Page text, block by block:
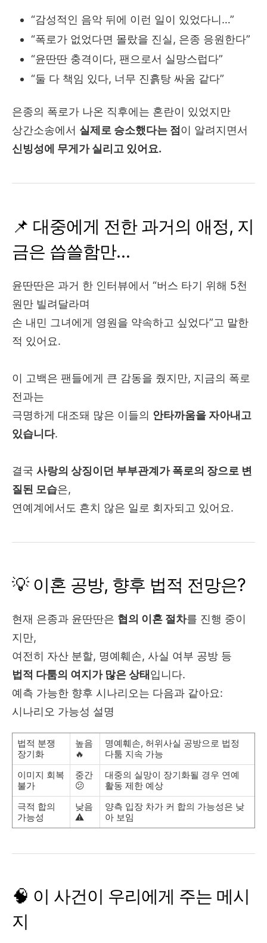
“감성적인 음악 뒤에 이런 일이 있었다니…”
“폭로가 없었다면 몰랐을 진실, 은종 응원한다”
“윤딴딴 충격이다, 팬으로서 실망스럽다”
“둘 다 책임 있다, 너무 진흙탕 싸움 같다”
은종의 폭로가 나온 직후에는 혼란이 있었지만
상간소송에서 실제로 승소했다는 점 이 알려지면서
신빙성에 무게가 실리고 있어요.
📌 대중에게 전한 과거의 애정, 지
금은 씁쓸함만…
윤딴딴은 과거 한 인터뷰에서 “버스 타기 위해 5천
원만 빌려달라며
손 내민 그녀에게 영원을 약속하고 싶었다”고 말한
적 있어요.
이 고백은 팬들에게 큰 감동을 줬지만, 지금의 폭로
전과는
극명하게 대조돼 많은 이들의 안타까움을 자아내고
있습니다.
결국 사랑의 상징이던 부부관계가 폭로의 장으로 변
질된 모습은,
연예계에서도 흔치 않은 일로 회자되고 있어요.
💡 이혼 공방, 향후 법적 전망은?
현재 은종과 윤딴딴은 협의 이혼 절차를 진행 중이
지만,
여전히 자산 분할, 명예훼손, 사실 여부 공방 등
법적 다툼의 여지가 많은 상태입니다.
예측 가능한 향후 시나리오는 다음과 같아요:
시나리오 가능성 설명
법적 분쟁
장기화
높음
🔥
명예훼손, 허위사실 공방으로 법정
다툼 지속 가능
이미지 회복
불가
중간
😕
대중의 실망이 장기화될 경우 연예
활동 제한 예상
극적 합의
가능성
낮음
⚠️
양측 입장 차가 커 합의 가능성은 낮
아 보임
🧠 이 사건이 우리에게 주는 메시
지